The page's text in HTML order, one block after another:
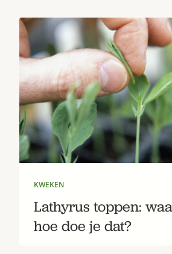
KWEKEN
Lathyrus toppen:
hoe doe je dat?